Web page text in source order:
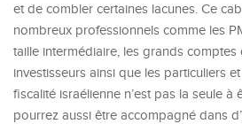
et de combler certaines lacunes. Ce
nombreux professionnels comme les
taille intermédiaire, les grands comptes
investisseurs ainsi que les particuliers
fiscalité israélienne n’est pas la seule
pourrez aussi être accompagné dans